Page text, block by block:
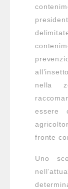
nella
essere
fronte
Uno